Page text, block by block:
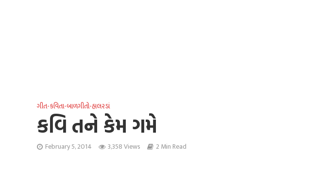
ગીત-કવિતા-બાળગીતો-હાલરડાં
કવિ તને કેમ ગમે
February 5, 2014 3,358 Views 2 Min Read